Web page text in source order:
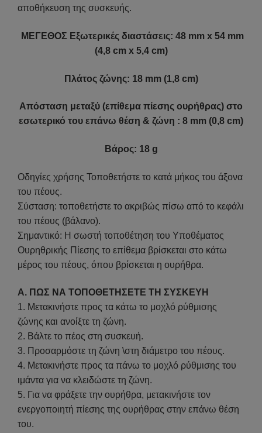
αποθήκευση της συσκευής.
ΜΕΓΕΘΟΣ Εξωτερικές διαστάσεις: 48 mm x 54 mm
(4,8 cm x 5,4 cm)
Πλάτος ζώνης: 18 mm (1,8 cm)
Απόσταση μεταξύ (επίθεμα πίεσης ουρήθρας) στο
εσωτερικό του επάνω θέση & ζώνη : 8 mm (0,8 cm)
Βάρος: 18 g
Οδηγίες χρήσης Τοποθετήστε το κατά μήκος του άξονα
του πέους.
Σύσταση: τοποθετήστε το ακριβώς πίσω από το κεφάλι
του πέους (βάλανο).
Σημαντικό: Η σωστή τοποθέτηση του Υποθέματος
Ουρηθρικής Πίεσης το επίθεμα βρίσκεται στο κάτω
μέρος του πέους, όπου βρίσκεται η ουρήθρα.
Α. ΠΩΣ ΝΑ ΤΟΠΟΘΕΤΗΣΕΤΕ ΤΗ ΣΥΣΚΕΥΗ
1. Μετακινήστε προς τα κάτω το μοχλό ρύθμισης
ζώνης και ανοίξτε τη ζώνη.
2. Βάλτε το πέος στη συσκευή.
3. Προσαρμόστε τη ζώνη \στη διάμετρο του πέους.
4. Μετακινήστε προς τα πάνω το μοχλό ρύθμισης του
ιμάντα για να κλειδώστε τη ζώνη.
5. Για να φράξετε την ουρήθρα, μετακινήστε τον
ενεργοποιητή πίεσης της ουρήθρας στην επάνω θέση
του.